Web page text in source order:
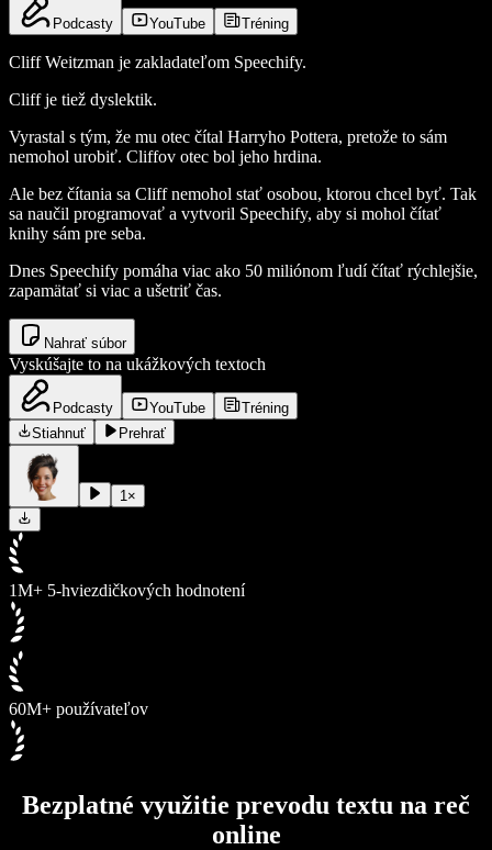
Podcasty YouTube Tréning
Cliff Weitzman je zakladateľom Speechify.
Cliff je tiež dyslektik.
Vyrastal s tým, že mu otec čítal Harryho Pottera, pretože to sám
nemohol urobiť. Cliffov otec bol jeho hrdina.
Ale bez čítania sa Cliff nemohol stať osobou, ktorou chcel byť. Tak
sa naučil programovať a vytvoril Speechify, aby si mohol čítať
knihy sám pre seba.
Dnes Speechify pomáha viac ako 50 miliónom ľudí čítať rýchlejšie,
zapamätať si viac a ušetriť čas.
Nahrať súbor
Vyskúšajte to na ukážkových textoch
Podcasty YouTube
Tréning
Stiahnuť
Prehrať
1 ×
1M+ 5-hviezdičkových hodnotení
60M+ používateľov
Bezplatné využitie prevodu textu na reč
online